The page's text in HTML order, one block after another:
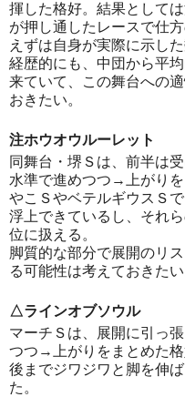
揮した格好。結果として
が押し通したレースで仕
えずは自身が実際に示し
経歴的にも、中団から平
来ていて、この舞台への
おきたい。
注ホウオウルーレット
同舞台・堺Ｓは、前半は
水準で進めつつ→上がり
やこＳやベテルギウスＳ
浮上できているし、それ
位に扱える。
脚質的な部分で展開のリ
る可能性は考えておきたい
△ラインオブソウル
マーチＳは、展開に引っ
つつ→上がりをまとめた
後までジワジワと脚を伸
た。